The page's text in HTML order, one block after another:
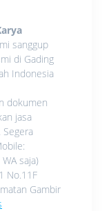
sanggup
di Gading
Indonesia
dokumen
jasa
Segera
saja)
No.11F
Gambir